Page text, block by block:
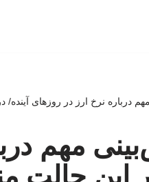
درباره نرخ ارز در روزهای
مهم
در این